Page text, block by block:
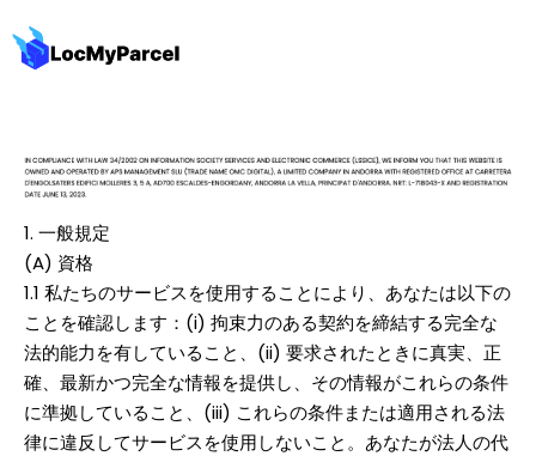
1. 一般規定
(A) 資格
1.1 私たちのサービスを使用することにより、あなたは以下の
ことを確認します：(i) 拘束力のある契約を締結する完全な
法的能力を有していること、(ii) 要求されたときに真実、正
確、最新かつ完全な情報を提供し、その情報がこれらの条件
に準拠していること、(iii) これらの条件または適用される法
律に違反してサービスを使用しないこと。あなたが法人の代